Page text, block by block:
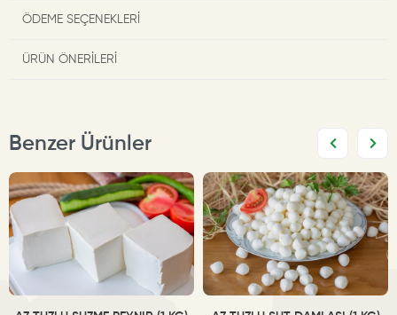
ÖDEME SEÇENEKLERI
ÜRÜN ÖNERILERI
Benzer Ürünler